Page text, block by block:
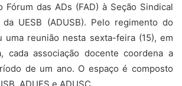
Fórum das ADs (FAD) à Seção Sindical
UESB (ADUSB). Pelo regimento do
uma reunião nesta sexta-feira (15), em
cada associação docente coordena a
de um ano. O espaço é composto
ADUFS e ADUSC.